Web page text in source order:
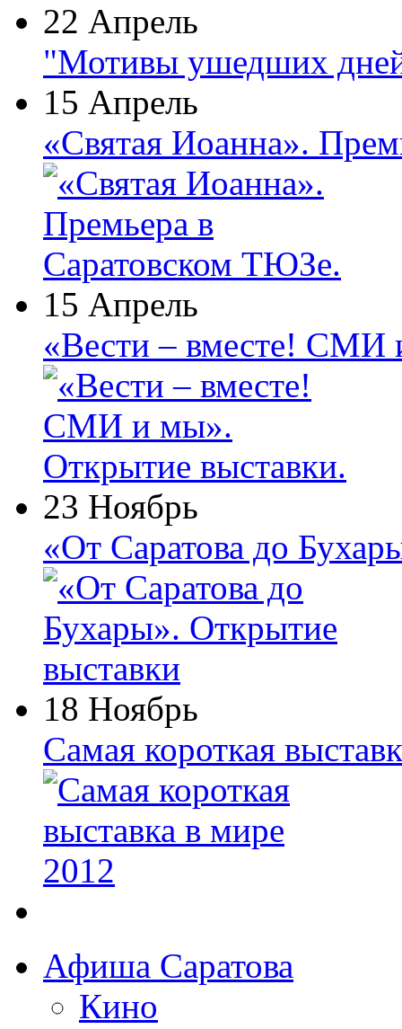
22 Апрель
"Мотивы ушедших
15 Апрель
«Святая Иоанна».
15 Апрель
«Вести – вместе! СМИ
23 Ноябрь
«От Саратова до
18 Ноябрь
Самая короткая
Афиша Саратова
Кино